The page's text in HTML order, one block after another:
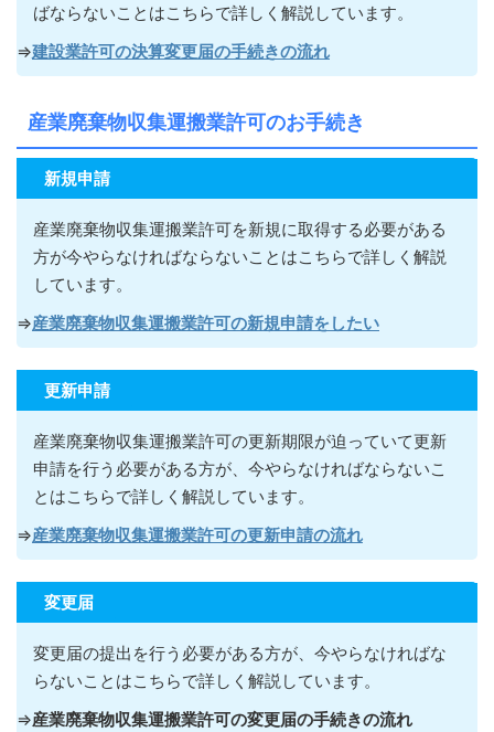
ばならないこ とはこちらで詳しく解説しています。
⇒建設業許可の決算変更届の手続きの流れ
産業廃棄物収集運搬業許可のお手続き
新規申請
産業廃棄物収集運搬業許可を新規に取得する必要がある
方が今やらなければならないこ とはこちらで詳しく解説
しています。
⇒産業廃棄物収集運搬業許可の新規申請をしたい
更新申請
産業廃棄物収集運搬業許可の更新期限が迫っていて更新
申請を行う必要がある方が 、今やらなければならないこ
とはこちらで詳しく解説しています。
⇒産業廃棄物収集運搬業許可の更新申請の流れ
変更届
変更届の提出を行う必要がある方が 、今やらなければな
らないこ とはこちらで詳しく解説しています。
⇒産業廃棄物収集運搬業許可の変更届の手続きの流れ